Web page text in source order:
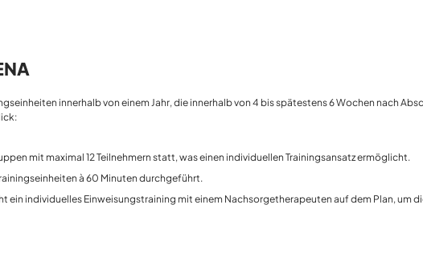
innerhalb von einem Jahr, die innerhalb von 4 bis spätestens 6 Wochen nach
mit maximal 12 Teilnehmern statt, was einen individuellen Trainingsansatz ermöglicht.
à 60 Minuten durchgeführt.
ein individuelles Einweisungstraining mit einem Nachsorgetherapeuten auf dem Plan, um